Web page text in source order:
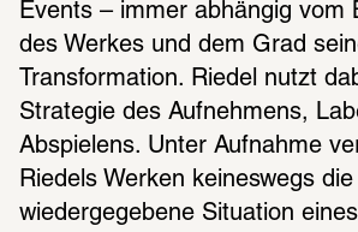
Events – immer abhängig vom
des Werkes und dem Grad
Transformation. Riedel nutzt
Strategie des Aufnehmens,
Abspielens. Unter Aufnahme
Riedels Werken keineswegs die
wiedergegebene Situation